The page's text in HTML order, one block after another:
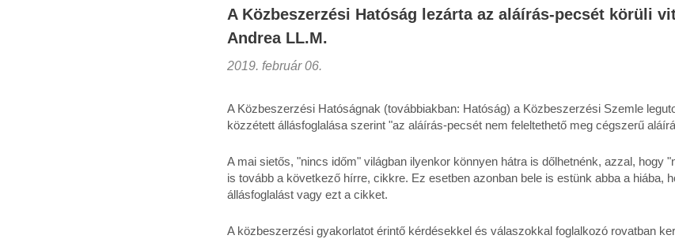
A Közbeszerzési Hatóság lezárta az aláírás-pecsét körüli
Andrea LL.M.
2019. február 06.
A Közbeszerzési Hatóságnak (továbbiakban: Hatóság) a Közbeszerzési Szemle
közzétett állásfoglalása szerint "az aláírás-pecsét nem feleltethető meg cégszerű
A mai sietős, "nincs időm" világban ilyenkor könnyen hátra is dőlhetnénk, azzal, hogy
is tovább a következő hírre, cikkre. Ez esetben azonban bele is estünk abba a hiába,
állásfoglalást vagy ezt a cikket.
A közbeszerzési gyakorlatot érintő kérdésekkel és válaszokkal foglalkozó rovatban